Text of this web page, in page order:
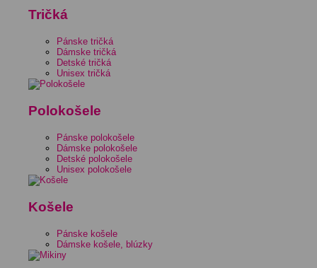
Tričká
Pánske tričká
Dámske tričká
Detské tričká
Unisex tričká
Polokošele
Pánske polokošele
Dámske polokošele
Detské polokošele
Unisex polokošele
Košele
Pánske košele
Dámske košele, blúzky